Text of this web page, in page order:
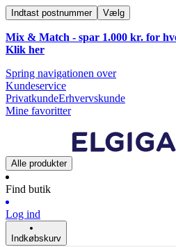
Indtast postnummer Vælg
Mix & Match - spar 1.000 kr. for
Klik her
Spring navigationen over
Kundeservice
PrivatkundeErhvervskunde
Mine favoritter
Alle produkter
Find butik
Log ind
Indkøbskurv